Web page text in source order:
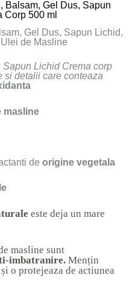
Gel Dus, Sapun Lichid,
de Masline
Lichid Crema corp
si detalii care conteaza
masline
de origine vegetala
este deja un mare
masline sunt
imbatranire. Mențin
o protejeaza de actiunea